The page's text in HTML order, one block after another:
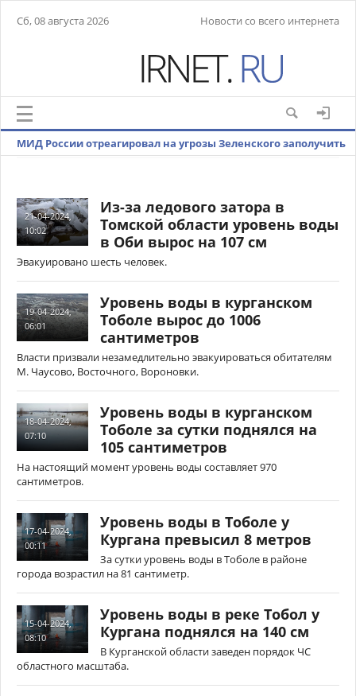
Сб, 08 августа 2026 Новости со всего интернета
МИД России отреагировал на угрозы Зеленского заполучить
21-04-2024,
10:02
Из-за ледового затора в
Томской области уровень воды
в Оби вырос на 107 см
Эвакуировано шесть человек.
19-04-2024,
06:01
Уровень воды в курганском
Тоболе вырос до 1006
сантиметров
Власти призвали незамедлительно эвакуироваться обитателям
М. Чаусово, Восточного, Вороновки.
18-04-2024,
07:10
Уровень воды в курганском
Тоболе за сутки поднялся на
105 сантиметров
На настоящий момент уровень воды составляет 970
сантиметров.
17-04-2024,
00:11
Уровень воды в Тоболе у
Кургана превысил 8 метров
За сутки уровень воды в Тоболе в районе
города возрастил на 81 сантиметр.
15-04-2024,
08:10
Уровень воды в реке Тобол у
Кургана поднялся на 140 см
В Курганской области заведен порядок ЧС
областного масштаба.